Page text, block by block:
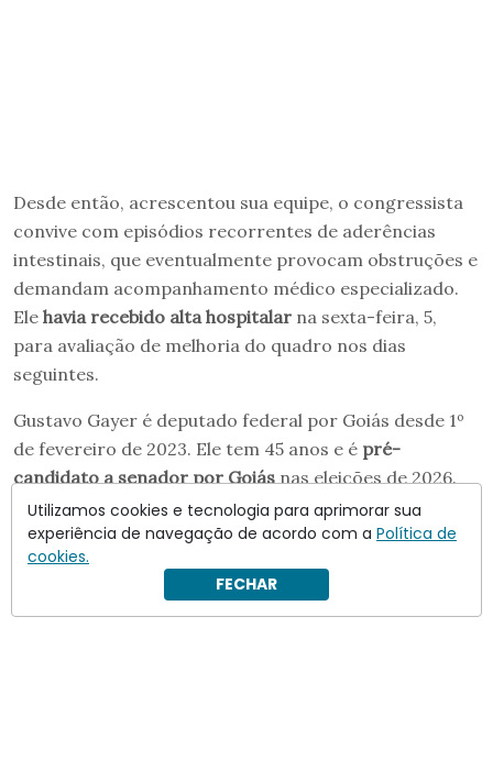
Desde então, acrescentou sua equipe, o congressista
convive com episódios recorrentes de aderências
intestinais, que eventualmente provocam obstruções e
demandam acompanhamento médico especializado.
Ele havia recebido alta hospitalar na sexta-feira, 5,
para avaliação de melhoria do quadro nos dias
seguintes.
Gustavo Gayer é deputado federal por Goiás desde 1º
de fevereiro de 2023. Ele tem 45 anos e é pré-
candidato a senador por Goiásnas eleições de 2026.
Utilizamos cookies e tecnologia para aprimorar sua
experiência de navegação de acordo com a Política de
cookies.
FECHAR